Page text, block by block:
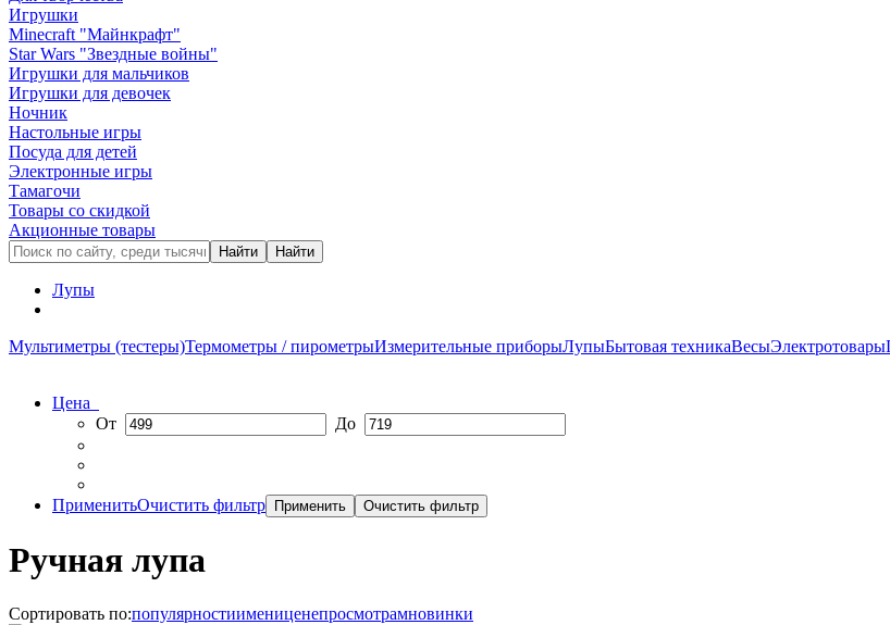
Игрушки
Minecraft "Майнкрафт"
Star Wars "Звездные войны"
Игрушки для мальчиков
Игрушки для девочек
Ночник
Настольные игры
Посуда для детей
Электронные игры
Тамагочи
Товары со скидкой
Акционные товары
Лупы
Мультиметры (тестеры)Термометры / пирометрыИзмерительные приборыЛупыБытовая техникаВесыЭлектротовары
Цена
От
До
ПрименитьОчистить фильтр
Ручная лупа
Сортировать по:популярностиимениценепросмотрамновинки